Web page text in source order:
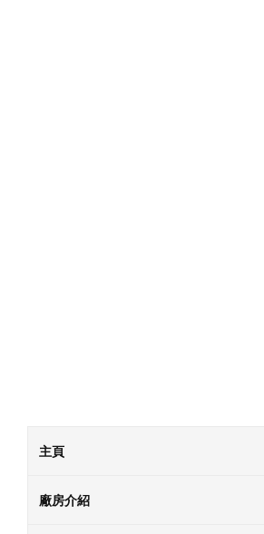
主頁
廠房介紹